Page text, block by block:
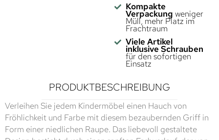
Kompakte
Verpackung weniger
Müll, mehr Platz im
Frachtraum
Viele Artikel
inklusive Schrauben
für den sofortigen
Einsatz
PRODUKTBESCHREIBUNG
Verleihen Sie jedem Kindermöbel einen Hauch von
Fröhlichkeit und Farbe mit diesem bezaubernden Griff in
Form einer niedlichen Raupe. Das liebevoll gestaltete